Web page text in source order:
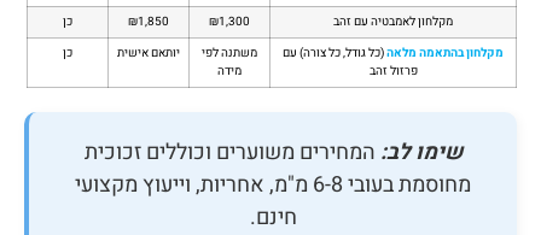
מקלחון לאמבטיה עם זהב
₪1,300
₪1,850
מקלחון בהתאמה מלאה(כל גודל, כל צורה) עם
פרזול זהב
משתנה לפי
יותאם אישית
שימו לב:המחירים משוערים וכוללים זכוכית
מחוסמת בעובי 6-8 מ"מ, אחריות, וייעוץ מקצועי
חינם.